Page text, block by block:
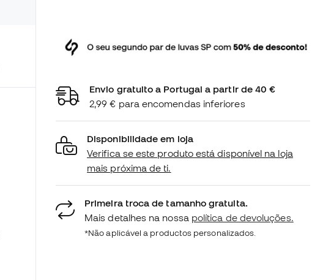
Envio gratuito a Portugal a partir de 40 €
2,99 € para encomendas inferiores
Disponibilidade em loja
Verifica se este produto está disponível na loja
mais próxima de ti.
Primeira troca de tamanho gratuita.
Mais detalhes na nossa política de devoluções.
*Não aplicável a productos personalizados.